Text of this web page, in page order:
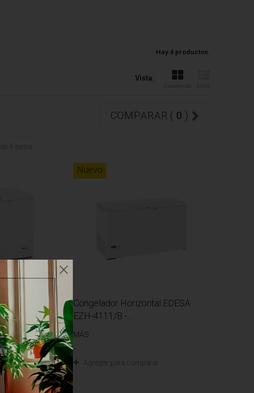
Hay 4 productos.
Vista:
Cuadrícula Lista
COMPARAR ( 0 )
4 items
EDESA
Nuevo
Congelador Horizontal EDESA
EZH-4111/B -...
MÁS
Agregar para comparar